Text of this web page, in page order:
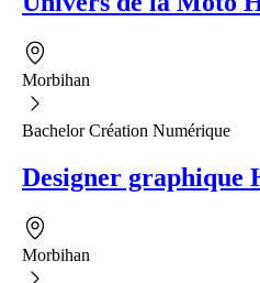
Morbihan
Bachelor Création Numérique
Designer graphique
Morbihan